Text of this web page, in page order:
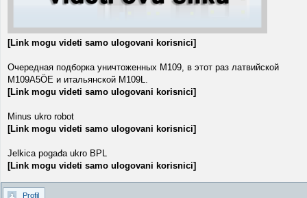
[Link mogu videti samo ulogovani korisnici]
Очередная подборка уничтоженных M109, в этот раз латвийской
M109A5ÖE и итальянской M109L.
[Link mogu videti samo ulogovani korisnici]
Minus ukro robot
[Link mogu videti samo ulogovani korisnici]
Jelkica pogađa ukro BPL
[Link mogu videti samo ulogovani korisnici]
Profil